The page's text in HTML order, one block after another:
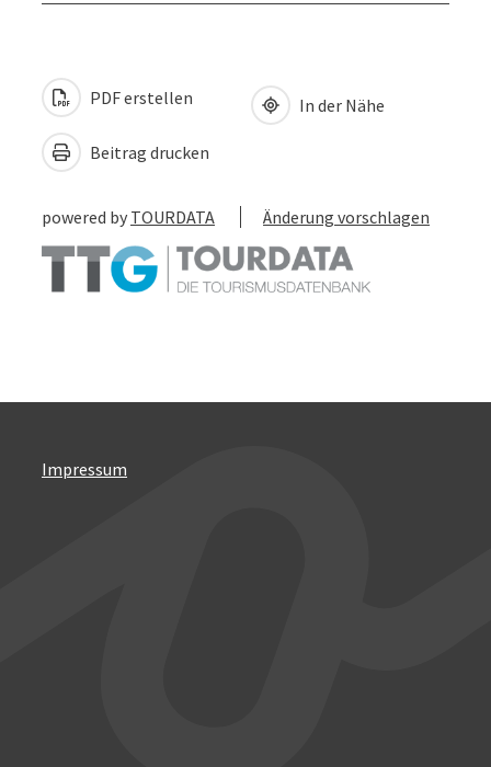
PDF erstellen
Beitrag drucken
In der Nähe
powered by TOURDATA Änderung vorschlagen
Impressum